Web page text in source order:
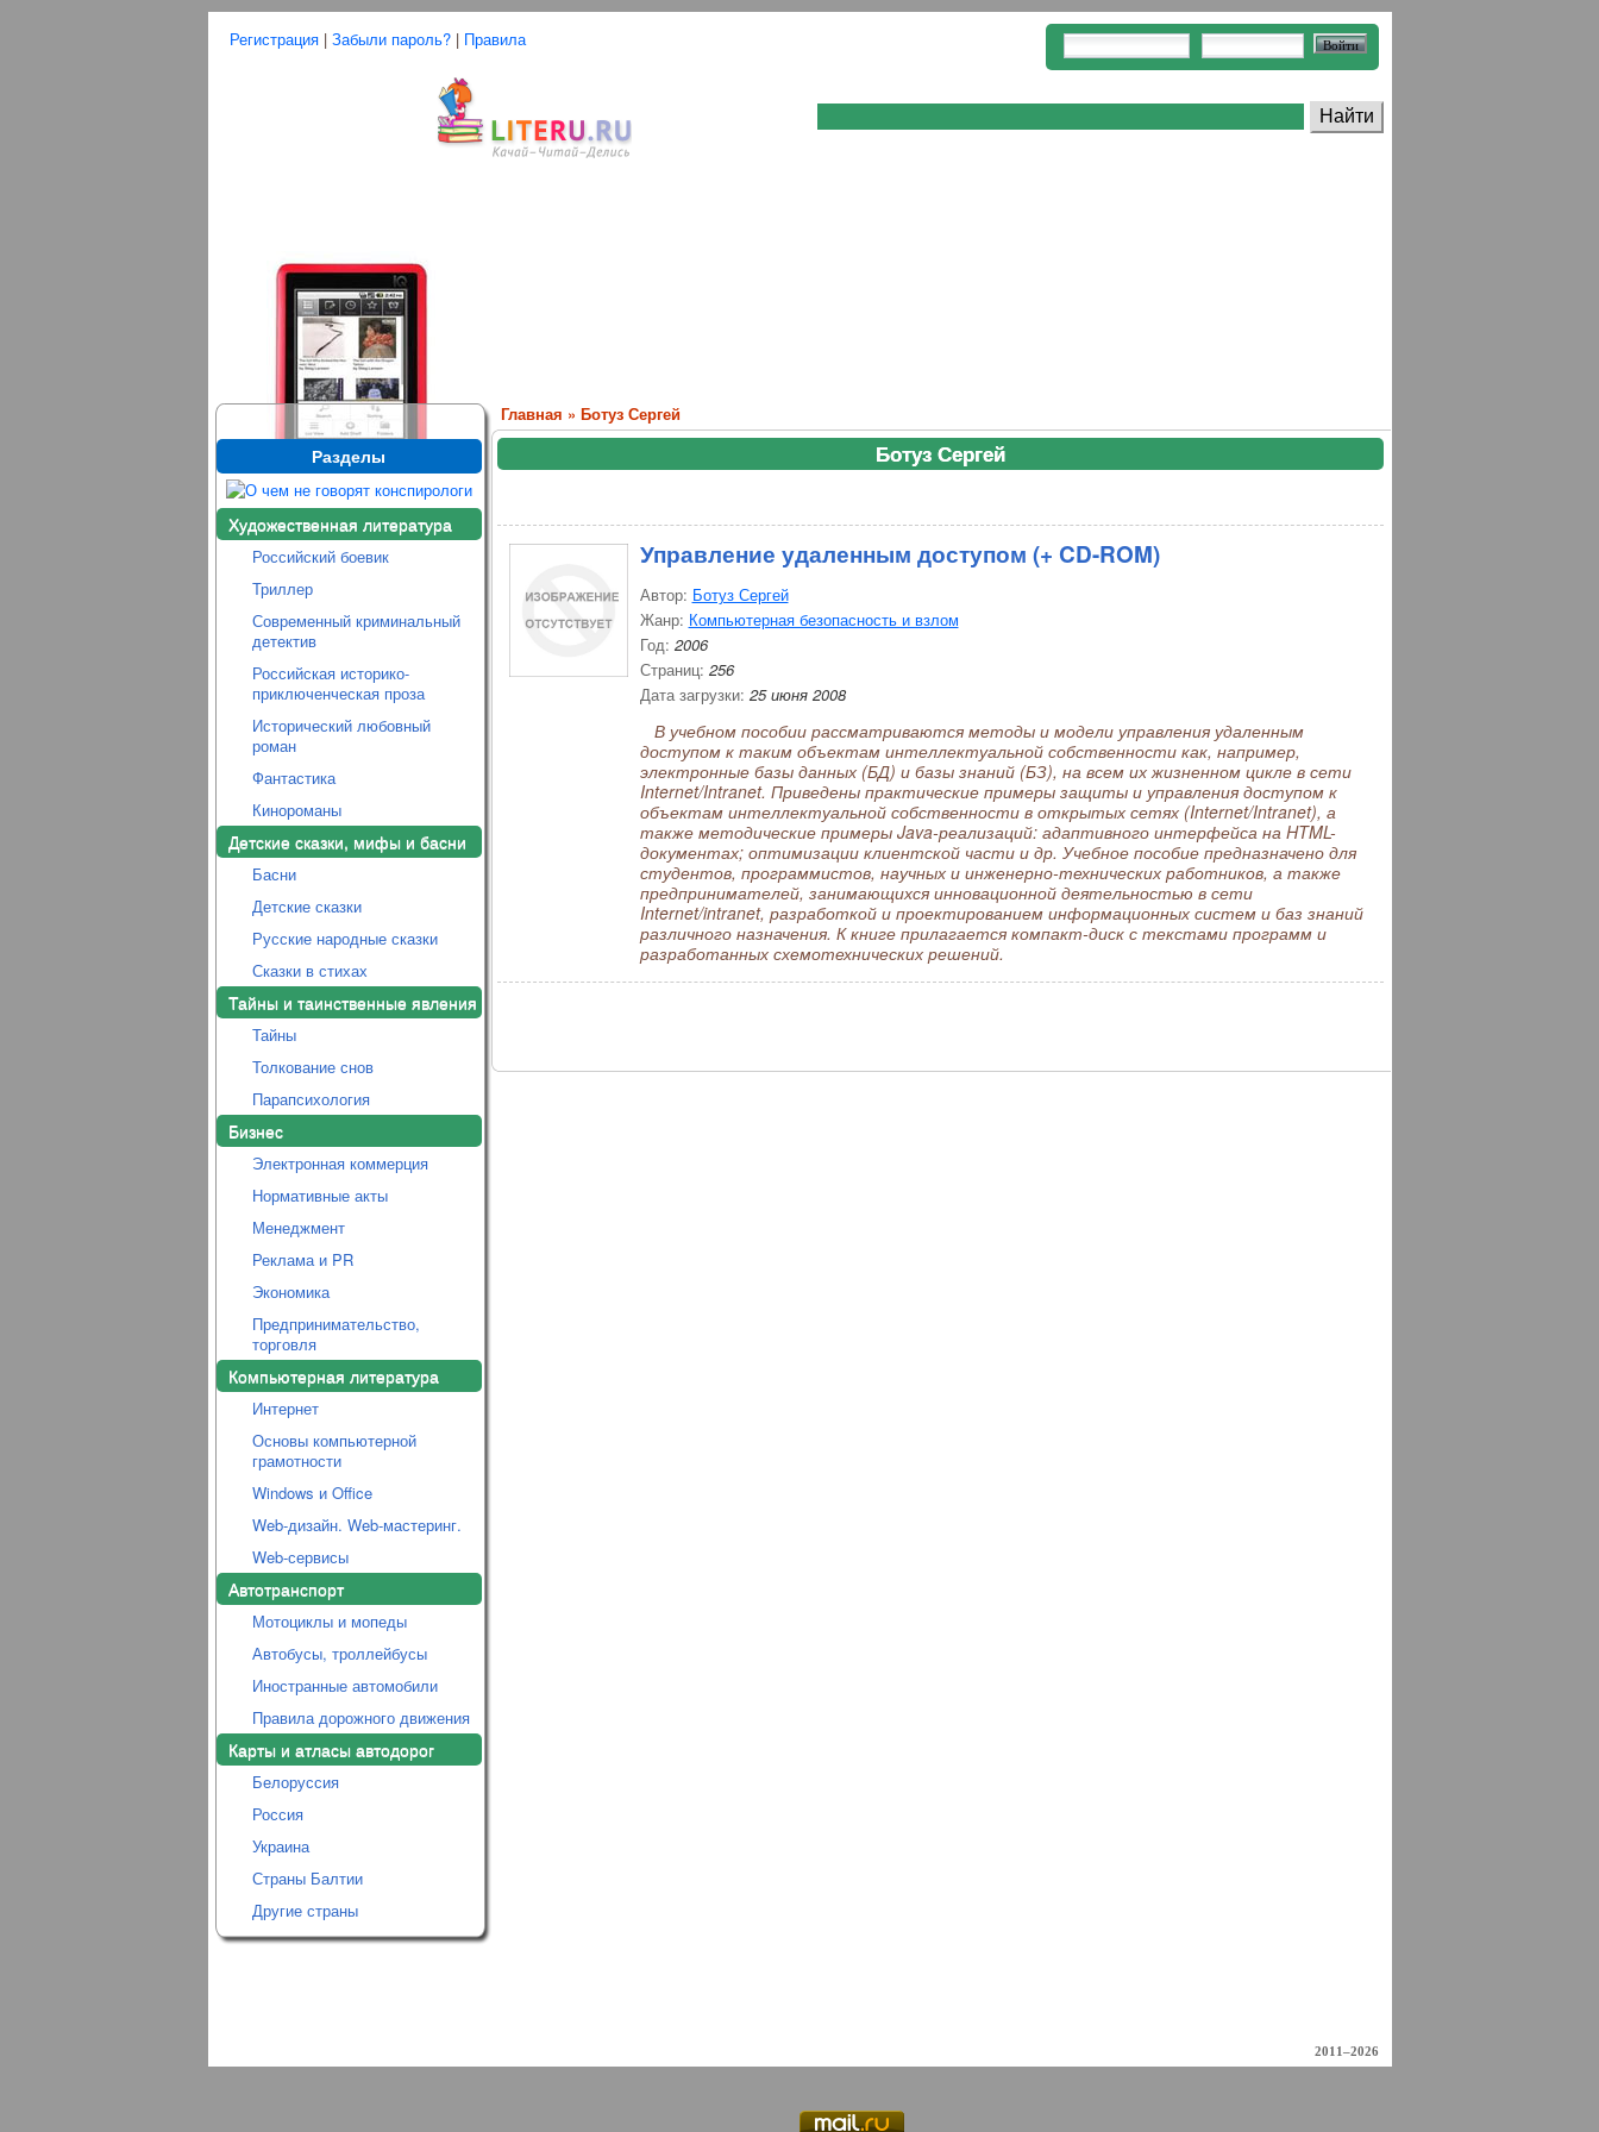
Регистрация| Забыли пароль?| Правила
Разделы
Художественная литература
Российский боевик
Триллер
Современный криминальный
детектив
Российская историко-
приключенческая проза
Исторический любовный
роман
Фантастика
Кинороманы
Детские сказки, мифы и басни
Басни
Детские сказки
Русские народные сказки
Сказки в стихах
Тайны и таинственные явления
Тайны
Толкование снов
Парапсихология
Бизнес
Электронная коммерция
Нормативные акты
Менеджмент
Реклама и PR
Экономика
Предпринимательство,
торговля
Компьютерная литература
Интернет
Основы компьютерной
грамотности
Windows и Office
Web-дизайн. Web-мастеринг.
Web-сервисы
Автотранспорт
Мотоциклы и мопеды
Автобусы, троллейбусы
Иностранные автомобили
Правила дорожного движения
Карты и атласы автодорог
Белоруссия
Россия
Украина
Страны Балтии
Другие страны
Главная » Ботуз Сергей
Ботуз Сергей
Управление удаленным доступом (+ CD-ROM)
Автор: Ботуз Сергей
Жанр: Компьютерная безопасность и взлом
Год: 2006
Страниц: 256
Дата загрузки: 25 июня 2008
В учебном пособии рассматриваются методы и модели управления удаленным
доступом к таким объектам интеллектуальной собственности как, например,
электронные базы данных (БД) и базы знаний (БЗ), на всем их жизненном цикле в сети
Internet/Intranet. Приведены практические примеры защиты и управления доступом к
объектам интеллектуальной собственности в открытых сетях (Internet/Intranet), а
также методические примеры Java-реализаций: адаптивного интерфейса на HTML-
документах; оптимизации клиентской части и др. Учебное пособие предназначено для
студентов, программистов, научных и инженерно-технических работников, а также
предпринимателей, занимающихся инновационной деятельностью в сети
Internet/intranet, разработкой и проектированием информационных систем и баз знаний
различного назначения. К книге прилагается компакт-диск с текстами программ и
разработанных схемотехнических решений.
2011–2026